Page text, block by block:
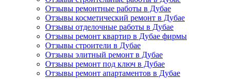
Отзывы ремонтные работы в Дубае
Отзывы косметический ремонт в Дубае
Отзывы отделочные работы в Дубае
Отзывы ремонт квартир в Дубае фирмы
Отзывы строители в Дубае
Отзывы элитный ремонт в Дубае
Отзывы ремонт под ключ в Дубае
Отзывы ремонт апартаментов в Дубае